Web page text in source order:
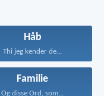
Håb
Thi jeg kender de...
Familie
Og disse Ord, som...